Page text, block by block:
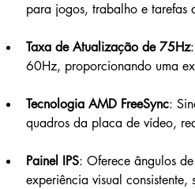
para jogos, trabalho e
Taxa de Atualização de 75Hz
60Hz, proporcionando uma
Tecnologia AMD FreeSync:
quadros da placa de vídeo,
Painel IPS: Oferece ângulos
experiência visual